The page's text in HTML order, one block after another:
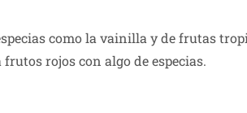
como la vainilla y de frutas
rojos con algo de especias.